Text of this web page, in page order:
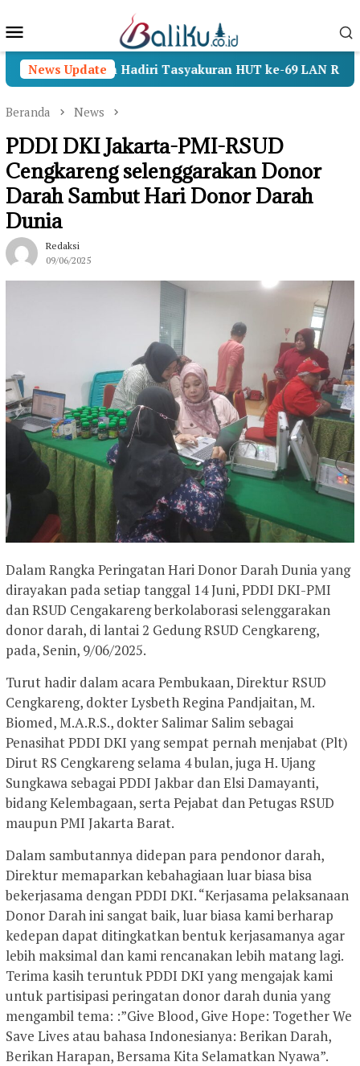
ke
Mobile
News UpdateHadiri Tasyakuran HUT ke-69 LAN RI
Beranda News
PDDI DKI Jakarta-PMI-RSUD
Cengkareng selenggarakan Donor
Darah Sambut Hari Donor Darah
Dunia
Redaksi
09/06/2025
Dalam Rangka Peringatan Hari Donor Darah Dunia yang
dirayakan pada setiap tanggal 14 Juni, PDDI DKI-PMI
dan RSUD Cengakareng berkolaborasi selenggarakan
donor darah, di lantai 2 Gedung RSUD Cengkareng,
pada, Senin, 9/06/2025.
Turut hadir dalam acara Pembukaan, Direktur RSUD
Cengkareng, dokter Lysbeth Regina Pandjaitan, M.
Biomed, M.A.R.S., dokter Salimar Salim sebagai
Penasihat PDDI DKI yang sempat pernah menjabat (Plt)
Dirut RS Cengkareng selama 4 bulan, juga H. Ujang
Sungkawa sebagai PDDI Jakbar dan Elsi Damayanti,
bidang Kelembagaan, serta Pejabat dan Petugas RSUD
maupun PMI Jakarta Barat.
Dalam sambutannya didepan para pendonor darah,
Direktur memaparkan kebahagiaan luar biasa bisa
bekerjasama dengan PDDI DKI. “Kerjasama pelaksanaan
Donor Darah ini sangat baik, luar biasa kami berharap
kedepan dapat ditingkatkan bentuk kerjasamanya agar
lebih maksimal dan kami rencanakan lebih matang lagi.
Terima kasih teruntuk PDDI DKI yang mengajak kami
untuk partisipasi peringatan donor darah dunia yang
mengambil tema: :”Give Blood, Give Hope: Together We
Save Lives atau bahasa Indonesianya: Berikan Darah,
Berikan Harapan, Bersama Kita Selamatkan Nyawa”.